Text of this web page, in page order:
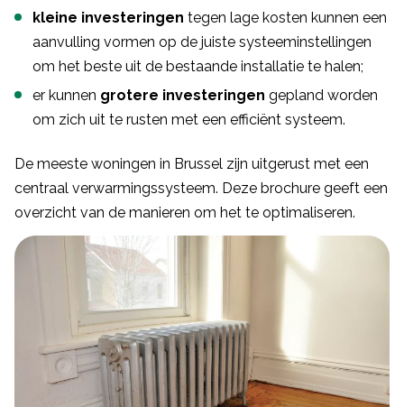
kleine investeringen tegen lage kosten kunnen een
aanvulling vormen op de juiste systeeminstellingen
om het beste uit de bestaande installatie te halen;
er kunnen grotere investeringen gepland worden
om zich uit te rusten met een efficiënt systeem.
De meeste woningen in Brussel zijn uitgerust met een
centraal verwarmingssysteem. Deze brochure geeft een
overzicht van de manieren om het te optimaliseren.